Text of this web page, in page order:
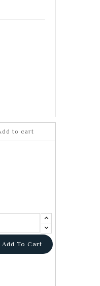
to cart
Add To Cart